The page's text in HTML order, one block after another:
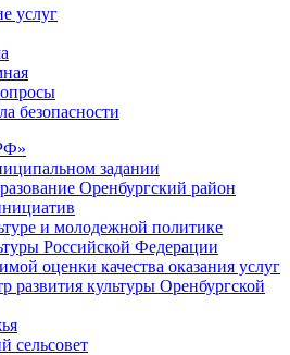
услуг
безопасности
задании
Оренбургский район
и молодежной политике
Российской Федерации
оценки качества оказания услуг
развития культуры Оренбургской